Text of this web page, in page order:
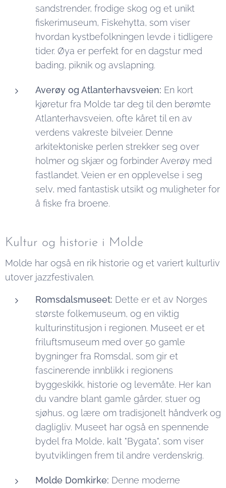
morsomste
tingene å
gjøre i
Molde
med barn.
Ting å
gjøre i
Molde
respekterte
i Europa.
Festivalen
serie med
konserter;
det er en
feiring som
pulserer
gjennom
byens
som...
sandstrender, frodige skog og et unikt
fiskerimuseum, Fiskehytta, som viser
hvordan kystbefolkningen levde i tidligere
tider. Øya er perfekt for en dagstur med
bading, piknik og avslapning.
Averøy og Atlanterhavsveien: En kort
kjøretur fra Molde tar deg til den berømte
Atlanterhavsveien, ofte kåret til en av
verdens vakreste bilveier. Denne
arkitektoniske perlen strekker seg over
holmer og skjær og forbinder Averøy med
fastlandet. Veien er en opplevelse i seg
selv, med fantastisk utsikt og muligheter for
å fiske fra broene.
Kultur og historie i Molde
Molde har også en rik historie og et variert kulturliv
utover jazzfestivalen.
Romsdalsmuseet: Dette er et av Norges
største folkemuseum, og en viktig
kulturinstitusjon i regionen. Museet er et
friluftsmuseum med over 50 gamle
bygninger fra Romsdal, som gir et
fascinerende innblikk i regionens
byggeskikk, historie og levemåte. Her kan
du vandre blant gamle gårder, stuer og
sjøhus, og lære om tradisjonelt håndverk og
dagligliv. Museet har også en spennende
bydel fra Molde, kalt "Bygata", som viser
byutviklingen frem til andre verdenskrig.
Molde Domkirke: Denne moderne